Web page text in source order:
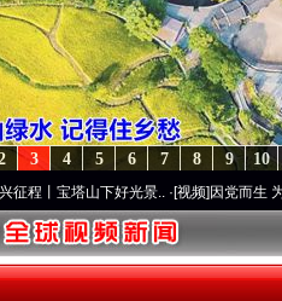
10
9
8
7
6
5
4
3
山下好光景..·[视频]因党而生 为党而战